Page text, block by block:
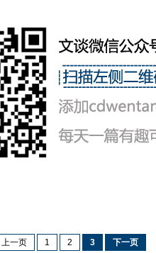
上一页 1 2 3 下一页